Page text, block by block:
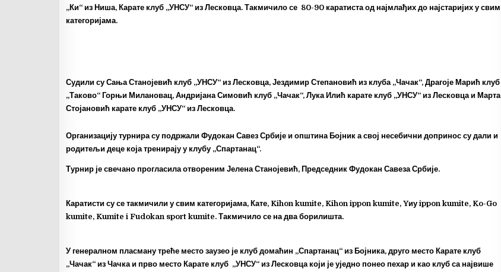
„Ки“ из Ниша, Карате клуб „УНСУ“ из Лесковца. Такмичило се 80-90 каратиста од најмлађих до најстаријих у свим
категоријама.
Судили су Сања Станојевић клуб „УНСУ“ из Лесковца, Јездимир Степановић из клуба „Чачак“, Драгоје Марић клуб
„Таково“ Горњи Милановац, Андријана Симовић клуб „Чачак“, Лука Илић карате клуб „УНСУ“ из Лесковца и Марта
Стојановић карате клуб „УНСУ“ из Лесковца.
Организацију турнира су подржали Фудокан Савез Србије и општина Бојник а свој несебични допринос су дали и
родитељи деце која тренирају у клубу „Спартанац“.
Турнир је свечано прогласила отвореним Јелена Станојевић, Председник Фудокан Савеза Србије.
Каратисти су се такмичили у свим категоријама, Кате, Kihon kumite, Kihon ippon kumite, Yиу ippon kumite, Ko-Go
kumite, Kumite i Fudokan sport kumite. Такмичило се на два борилишта.
У генералном пласману треће место заузео је клуб домаћин „Спартанац“ из Бојника, друго место Карате клуб
„Чачак“ из Чачка и прво место Карате клуб „УНСУ“ из Лесковца који је уједно понео пехар и као клуб са највише